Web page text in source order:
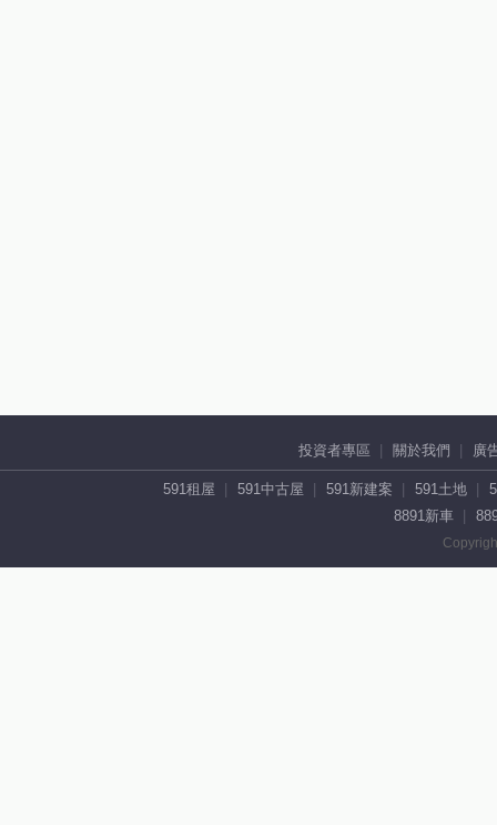
投資者專區 關於我們 廣
591租屋 591中古屋 591新建案 591土地
8891新車